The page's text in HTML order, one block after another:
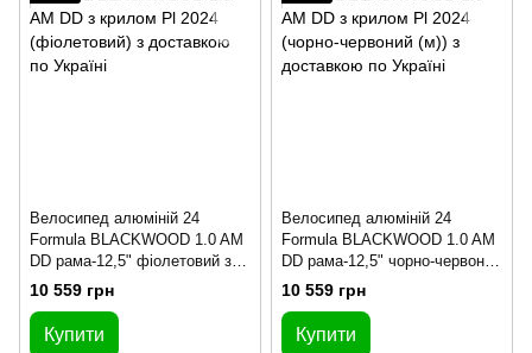
Велосипед алюміній 24
Formula BLACKWOOD 1.0 AM
DD рама-12,5" фіолетовий з
крилом Pl 2024
10 559 грн
Купити
Велосипед алюміній 24
Formula BLACKWOOD 1.0 AM
DD рама-12,5" чорно-червоний
(матовий) з крилом Pl 20
10 559 грн
Купити